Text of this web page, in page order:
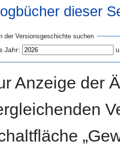
dieser
der Versionsgeschichte suchen
Jahr:
Anzeige der